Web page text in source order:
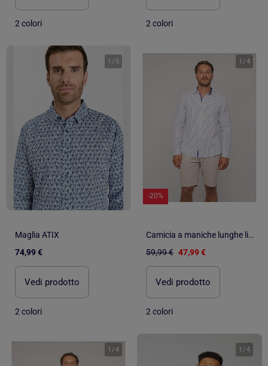
2 colori 2 colori
1 / 5
Maglia ATIX
74,99 €
Vedi prodotto
2 colori
1 /4
-20%
Camicia a maniche lunghe lino a righe DUPLAYA
59,99 € 47,99 €
Vedi prodotto
2 colori
1 /4 1 /4